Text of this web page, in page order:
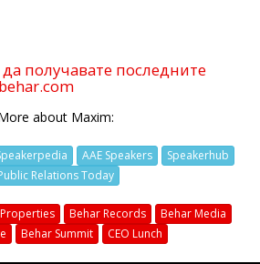
получавате последните
about Maxim:
AAE Speakers
Speakerhub
Relations Today
Behar Records
Behar Media
Behar Summit CEO Lunch